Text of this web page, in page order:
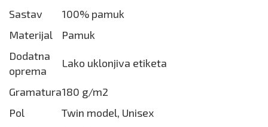
Sastav
100% pamuk
Materijal
Pamuk
Dodatna
oprema
Lako uklonjiva etiketa
Gramatura180 g/m2
Pol
Twin model, Unisex